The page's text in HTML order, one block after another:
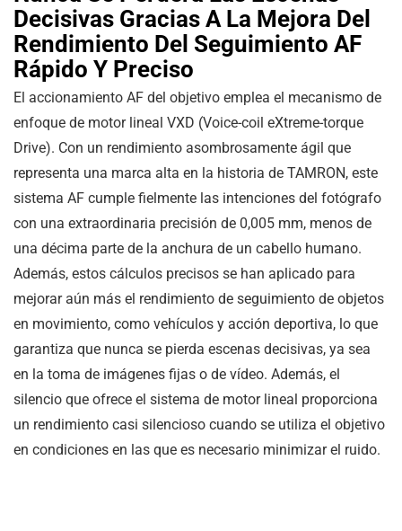
Decisivas Gracias A La Mejora Del
Rendimiento Del Seguimiento AF
Rápido Y Preciso
El accionamiento AF del objetivo emplea el mecanismo de
enfoque de motor lineal VXD (Voice-coil eXtreme-torque
Drive). Con un rendimiento asombrosamente ágil que
representa una marca alta en la historia de TAMRON, este
sistema AF cumple fielmente las intenciones del fotógrafo
con una extraordinaria precisión de 0,005 mm, menos de
una décima parte de la anchura de un cabello humano.
Además, estos cálculos precisos se han aplicado para
mejorar aún más el rendimiento de seguimiento de objetos
en movimiento, como vehículos y acción deportiva, lo que
garantiza que nunca se pierda escenas decisivas, ya sea
en la toma de imágenes fijas o de vídeo. Además, el
silencio que ofrece el sistema de motor lineal proporciona
un rendimiento casi silencioso cuando se utiliza el objetivo
en condiciones en las que es necesario minimizar el ruido.